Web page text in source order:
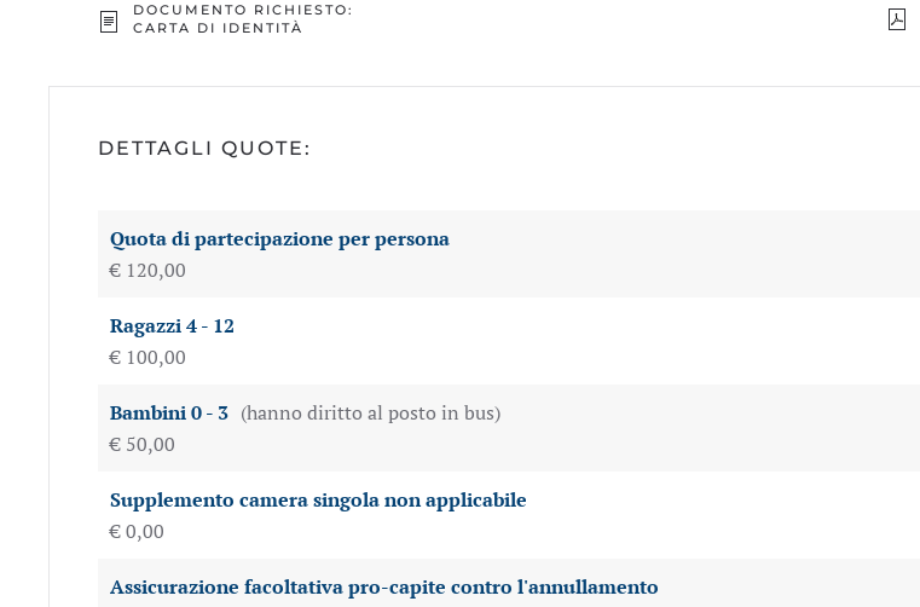
DOCUMENTO RICHIESTO:
CARTA DI IDENTITÀ
DETTAGLI QUOTE:
Quota di partecipazione per persona
€ 120,00
Ragazzi 4 - 12
€ 100,00
Bambini 0 - 3 (hanno diritto al posto in bus)
€ 50,00
Supplemento camera singola non applicabile
€ 0,00
Assicurazione facoltativa pro-capite contro l'annullamento